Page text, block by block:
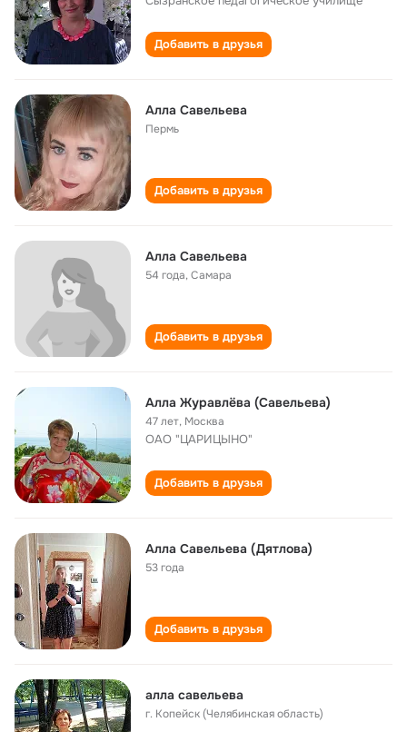
Добавить в друзья
Алла Савельева
Пермь
Добавить в друзья
Алла Савельева
54 года,Самара
Добавить в друзья
Алла Журавлёва (Савельева)
47 лет, Москва
ОАО "ЦАРИЦЫНО"
Добавить в друзья
Алла Савельева (Дятлова)
53 года
Добавить в друзья
алла савельева
г. Копейск (Челябинская область)